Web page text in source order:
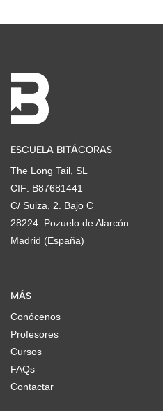
ESCUELA BITÁCORAS
The Long Tail, SL
CIF: B87681441
C/ Suiza, 2. Bajo C
28224. Pozuelo de Alarcón
Madrid (España)
MÁS
Conócenos
Profesores
Cursos
FAQs
Contactar